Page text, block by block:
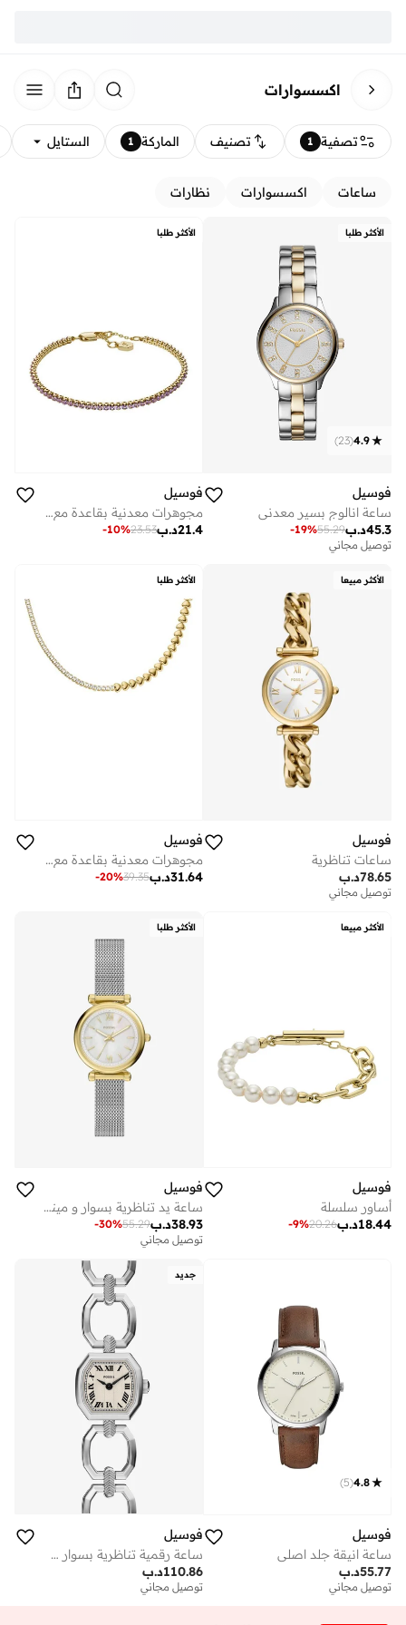
اكسسوارات
تصفية 1 تصنيف الماركة 1 الستايل
ساعات اكسسوارات نظارات
الأكثر طلبا
4.9
(
23
)
فوسيل
ساعة انالوج بسير معدني
د.ب45.3
55.29
-19%
توصيل مجاني
الأكثر طلبا
فوسيل
مجوهرات معدنية بقاعدة مع زركونيا مكعب
د.ب21.4
23.53
-10%
الأكثر مبيعا
فوسيل
ساعات تناظرية
د.ب78.65
توصيل مجاني
الأكثر طلبا
فوسيل
مجوهرات معدنية بقاعدة مع زركونيا مكعب
د.ب31.64
39.35
-20%
الأكثر مبيعا
فوسيل
أساور سلسلة
د.ب18.44
20.26
-9%
الأكثر طلبا
فوسيل
ساعة يد تناظرية بسوار و مينا من عرق اللؤلؤ
د.ب38.93
55.29
-30%
توصيل مجاني
4.8
(
5
)
فوسيل
ساعة انيقة جلد اصلي
د.ب55.77
توصيل مجاني
جديد
فوسيل
ساعة رقمية تناظرية بسوار ستانلس ستيل
د.ب110.86
توصيل مجاني